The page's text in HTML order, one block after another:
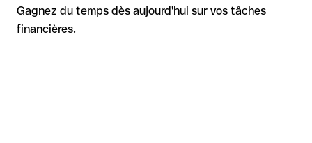
Gagnez du temps dès aujourd'hui sur vos tâches
financières.